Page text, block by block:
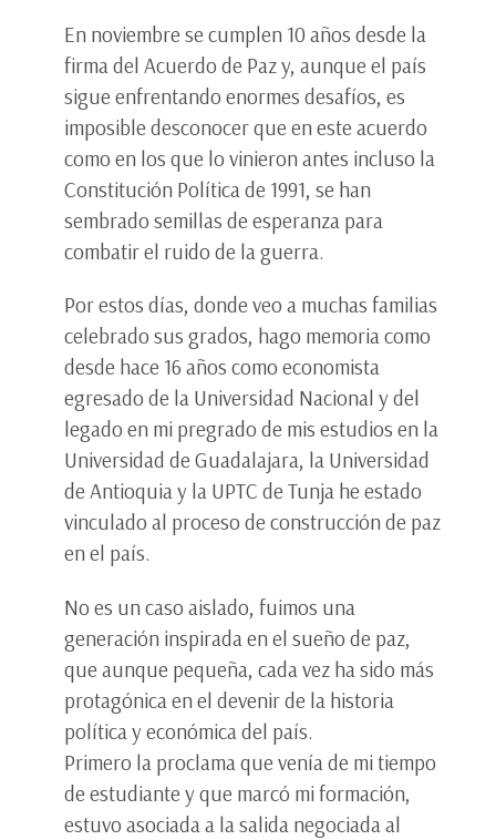
En noviembre se cumplen 10 años desde la
firma del Acuerdo de Paz y, aunque el país
sigue enfrentando enormes desafíos, es
imposible desconocer que en este acuerdo
como en los que lo vinieron antes incluso la
Constitución Política de 1991, se han
sembrado semillas de esperanza para
combatir el ruido de la guerra.
Por estos días, donde veo a muchas familias
celebrado sus grados, hago memoria como
desde hace 16 años como economista
egresado de la Universidad Nacional y del
legado en mi pregrado de mis estudios en la
Universidad de Guadalajara, la Universidad
de Antioquia y la UPTC de Tunja he estado
vinculado al proceso de construcción de paz
en el país.
No es un caso aislado, fuimos una
generación inspirada en el sueño de paz,
que aunque pequeña, cada vez ha sido más
protagónica en el devenir de la historia
política y económica del país.
Primero la proclama que venía de mi tiempo
de estudiante y que marcó mi formación,
estuvo asociada a la salida negociada al